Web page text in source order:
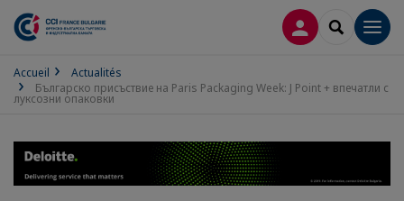
CONNEXION
Accueil
Actualités
Българско присъствие на Paris Packaging Week: J Point + впечатли с
луксозни опаковки